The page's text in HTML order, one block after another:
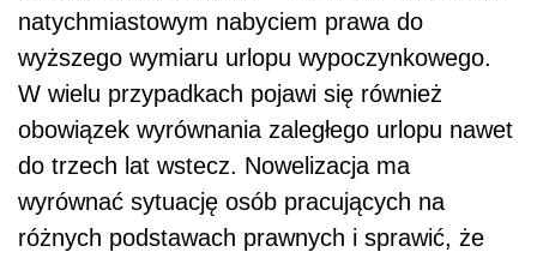
natychmiastowym nabyciem prawa do
wyższego wymiaru urlopu wypoczynkowego.
W wielu przypadkach pojawi się również
obowiązek wyrównania zaległego urlopu nawet
do trzech lat wstecz. Nowelizacja ma
wyrównać sytuację osób pracujących na
różnych podstawach prawnych i sprawić, że